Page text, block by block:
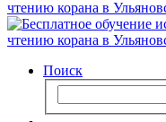
Поиск